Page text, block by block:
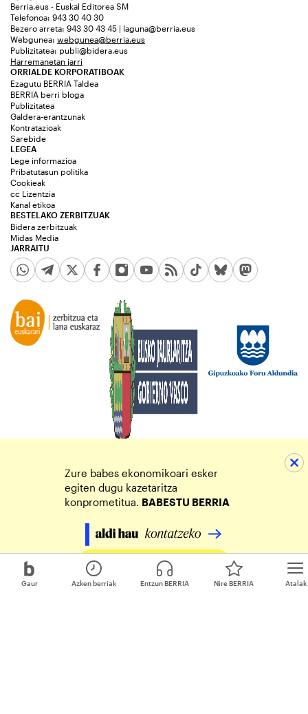
Gaur Atalak
Azken berriak Entzun BERRIA Nire BERRIA
Berria.eus - Euskal Editorea SM
Telefonoa: 943 30 40 30
Bezero arreta: 943 30 43 45 | laguna@berria.eus
Webgunea: webgunea@berria.eus
Publizitatea: publi@bidera.eus
Harremanetan jarri
ORRIALDE KORPORATIBOAK
Ezagutu BERRIA Taldea
BERRIA berri bloga
Publizitatea
Galdera-erantzunak
Kontratazioak
Sarebide
JARRAITU
LEGEA
Lege informazioa
Pribatutasun politika
Cookieak
cc Lizentzia
Kanal etikoa
BESTELAKO ZERBITZUAK
Bidera zerbitzuak
Midas Media
Zure babes ekonomikoari esker
egiten dugu kazetaritza
konprometitua. BABESTU BERRIA
Egin zure ekarpena